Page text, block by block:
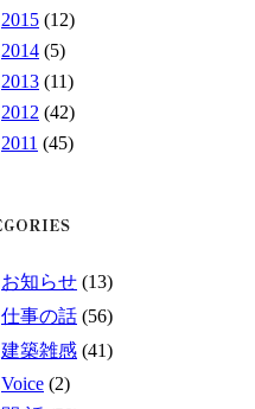
2015 (12)
2014 (5)
2013 (11)
2012 (42)
2011 (45)
お知らせ (13)
仕事の話 (56)
建築雑感 (41)
Voice (2)